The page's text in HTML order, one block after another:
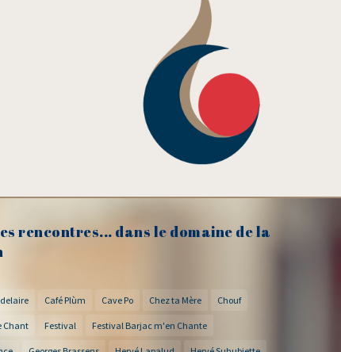
rencontres... dans le domaine de la
Café Plùm Cave Po Chez ta Mère Chouf
Chant Festival Festival Barjac m'en Chante